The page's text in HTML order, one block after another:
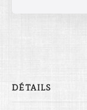
DÉTAILS